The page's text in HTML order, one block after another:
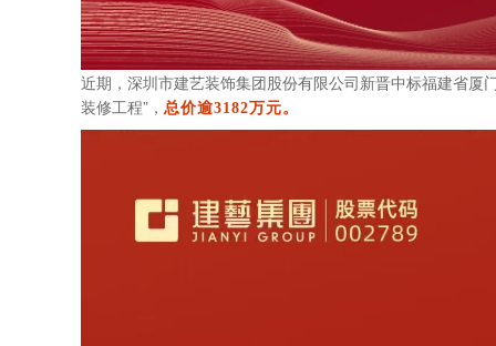
近期，深圳市建艺装饰集团股份有限公司新晋中标福建省厦
装修工程” ，总价逾3182万元。